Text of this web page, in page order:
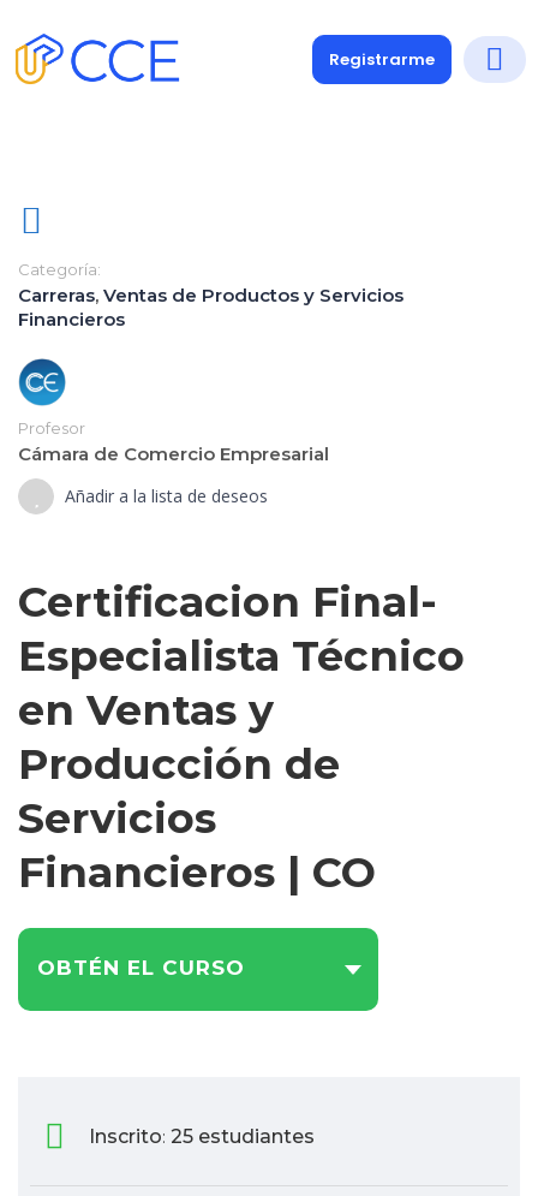
Registrarme
Categoría:
Carreras, Ventas de Productos y Servicios
Financieros
Profesor
Cámara de Comercio Empresarial
Añadir a la lista de deseos
Certificacion Final-
Especialista Técnico
en Ventas y
Producción de
Servicios
Financieros | CO
OBTÉN EL CURSO
Inscrito: 25 estudiantes